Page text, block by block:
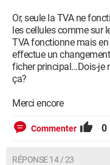
Or, seule la TVA ne
les cellules comme sur
TVA fonctionne mais
effectue un
ficher principal...Dois-je
ça?
Merci encore
Commenter 0
RÉPONSE 14 / 23